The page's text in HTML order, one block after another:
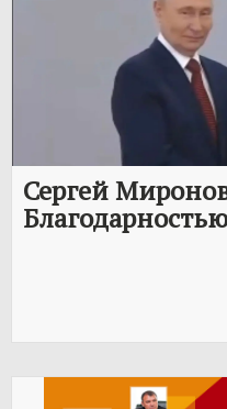
Сергей